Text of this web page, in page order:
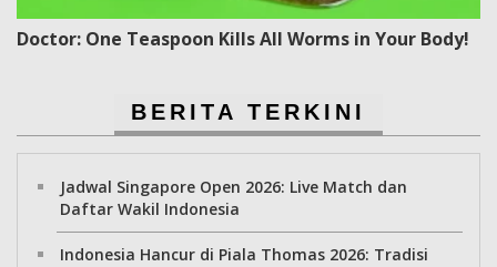
Doctor: One Teaspoon Kills All Worms in Your Body!
BERITA TERKINI
Jadwal Singapore Open 2026: Live Match dan
Daftar Wakil Indonesia
Indonesia Hancur di Piala Thomas 2026: Tradisi